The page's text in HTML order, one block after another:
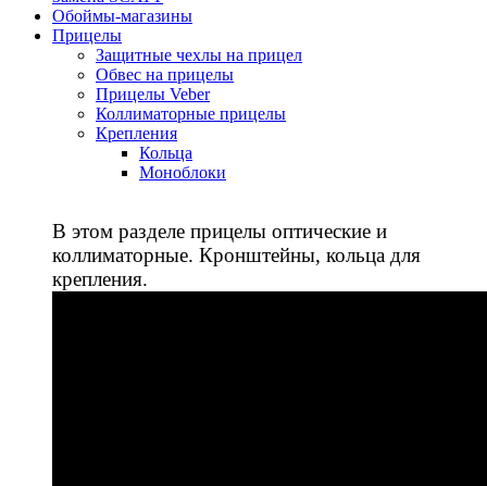
Обоймы-магазины
Прицелы
Защитные чехлы на прицел
Обвес на прицелы
Прицелы Veber
Коллиматорные прицелы
Крепления
Кольца
Моноблоки
В этом разделе прицелы оптические и
коллиматорные. Кронштейны, кольца для
крепления.